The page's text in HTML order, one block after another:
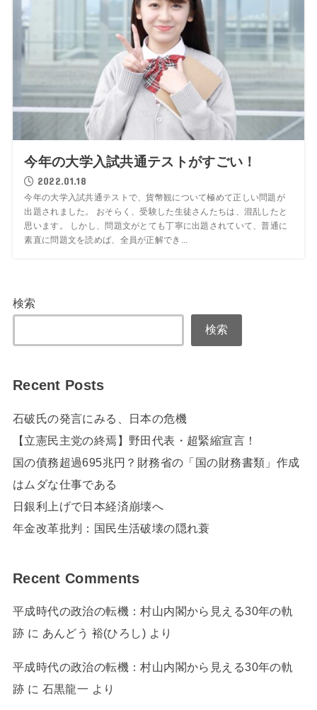
今年の大学入試共通テストがすごい！
2022.01.18
今年の大学入試共通テストで、貨幣観について極めて正しい問題が
出題されました。 おそらく、受験した生徒さんたちは、混乱したと
思います。 しかし、問題文がとても丁寧に出題されていて、普通に
素直に問題文を読めば、全員が正解でき...
検索
検索
Recent Posts
石破氏の発言にみる、日本の危機
【立憲民主党の終焉】野田代表・超緊縮宣言！
国の債務超過695兆円？財務省の「国の財務書類」作成
はムダな仕事である
日銀利上げで日本経済崩壊へ
年金改革批判：国民生活破壊の隠れ蓑
Recent Comments
平成時代の政治の転機：村山内閣から見える30年の軌
跡 に あんどう 裕(ひろし) より
平成時代の政治の転機：村山内閣から見える30年の軌
跡 に 石黒龍一 より